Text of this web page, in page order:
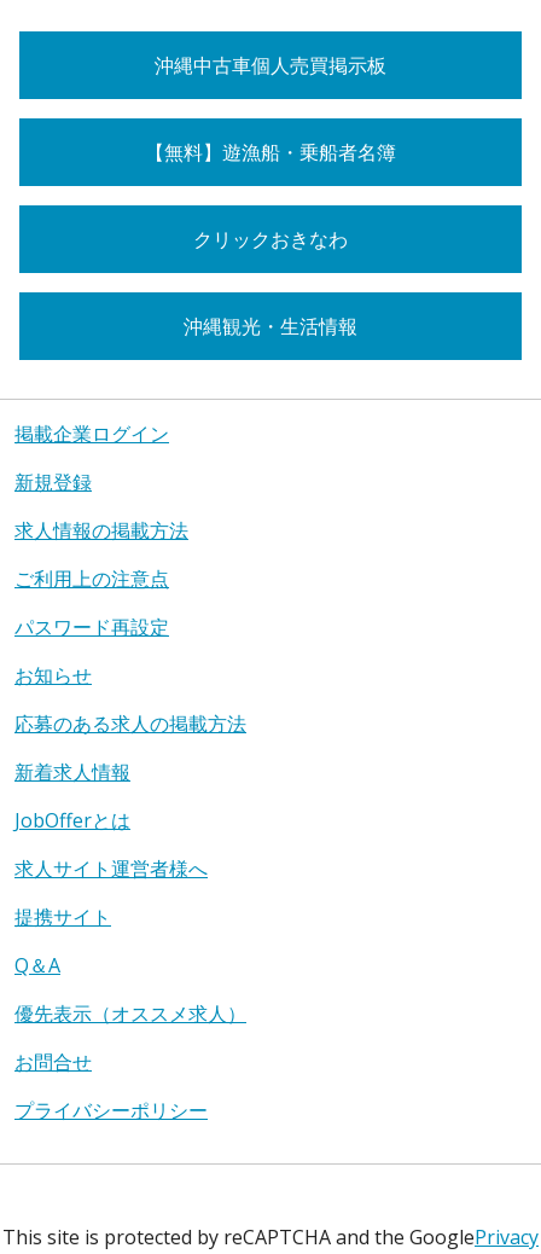
沖縄中古車個人売買掲示板
【無料】遊漁船・乗船者名簿
クリックおきなわ
沖縄観光・生活情報
掲載企業ログイン
新規登録
求人情報の掲載方法
ご利用上の注意点
パスワード再設定
お知らせ
応募のある求人の掲載方法
新着求人情報
JobOfferとは
求人サイト運営者様へ
提携サイト
Q＆A
優先表示（オススメ求人）
お問合せ
プライバシーポリシー
This site is protected by reCAPTCHA and the GooglePrivacy